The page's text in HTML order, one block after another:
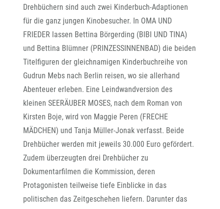
Drehbüchern sind auch zwei Kinderbuch-Adaptionen
für die ganz jungen Kinobesucher. In OMA UND
FRIEDER lassen Bettina Börgerding (BIBI UND TINA)
und Bettina Blümner (PRINZESSINNENBAD) die beiden
Titelfiguren der gleichnamigen Kinderbuchreihe von
Gudrun Mebs nach Berlin reisen, wo sie allerhand
Abenteuer erleben. Eine Leindwandversion des
kleinen SEERÄUBER MOSES, nach dem Roman von
Kirsten Boje, wird von Maggie Peren (FRECHE
MÄDCHEN) und Tanja Müller-Jonak verfasst. Beide
Drehbücher werden mit jeweils 30.000 Euro gefördert.
Zudem überzeugten drei Drehbücher zu
Dokumentarfilmen die Kommission, deren
Protagonisten teilweise tiefe Einblicke in das
politischen das Zeitgeschehen liefern. Darunter das